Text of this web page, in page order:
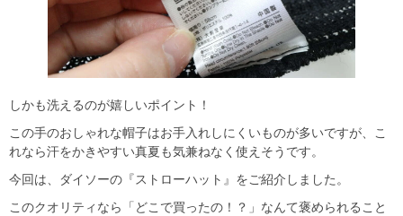
しかも洗えるのが嬉しいポイント！
この手のおしゃれな帽子はお手入れしにくいものが多いですが、こ
れなら汗をかきやすい真夏も気兼ねなく使えそうです。
今回は、ダイソーの『ストローハット』をご紹介しました。
このクオリティなら「どこで買ったの！？」なんて褒められること